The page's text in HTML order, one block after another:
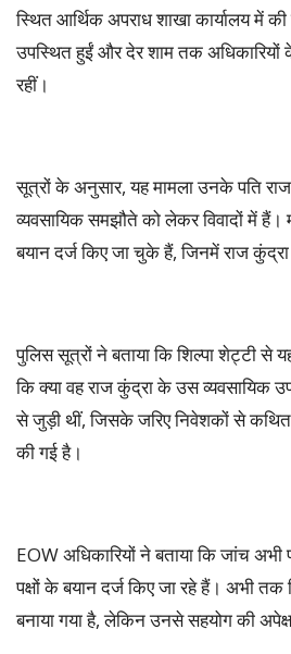
स्थित आर्थिक अपराध शाखा कार्यालय में
उपस्थित हुईं और देर शाम तक अधिकारियों
रहीं।
सूत्रों के अनुसार, यह मामला उनके पति
व्यवसायिक समझौते को लेकर विवादों में
बयान दर्ज किए जा चुके हैं, जिनमें राज कुंद्रा
पुलिस सूत्रों ने बताया कि शिल्पा शेट्टी से
कि क्या वह राज कुंद्रा के उस व्यवसायिक
से जुड़ी थीं, जिसके जरिए निवेशकों से
की गई है।
EOW अधिकारियों ने बताया कि जांच
पक्षों के बयान दर्ज किए जा रहे हैं। अभी तक
बनाया गया है, लेकिन उनसे सहयोग की